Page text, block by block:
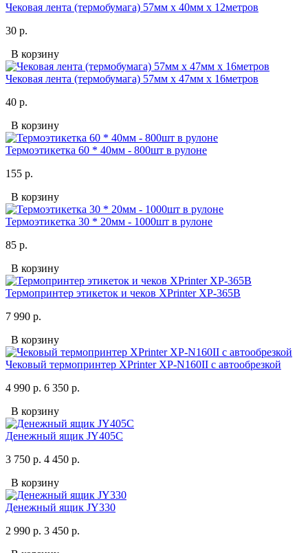
Чековая лента (термобумага) 57мм x 40мм х 12метров
30 р.
В корзину
Чековая лента (термобумага) 57мм x 47мм х 16метров
40 р.
В корзину
Термоэтикетка 60 * 40мм - 800шт в рулоне
155 р.
В корзину
Термоэтикетка 30 * 20мм - 1000шт в рулоне
85 р.
В корзину
Термопринтер этикеток и чеков XPrinter XP-365B
7 990 р.
В корзину
Чековый термопринтер XPrinter XP-N160II с автообрезкой
4 990 р. 6 350 р.
В корзину
Денежный ящик JY405C
3 750 р. 4 450 р.
В корзину
Денежный ящик JY330
2 990 р. 3 450 р.